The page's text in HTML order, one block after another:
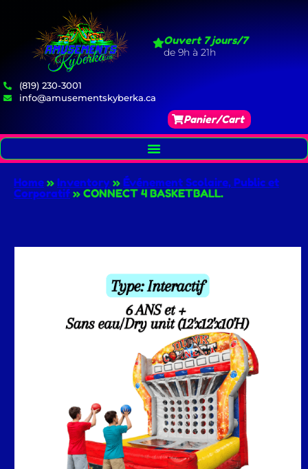
Ouvert 7 jours/7
de 9h à 21h
(819) 230-3001
info@amusementskyberka.ca
Panier/Cart
Home » Inventory » Événement Scolaire, Public et
Corporatif » CONNECT 4 BASKETBALL.